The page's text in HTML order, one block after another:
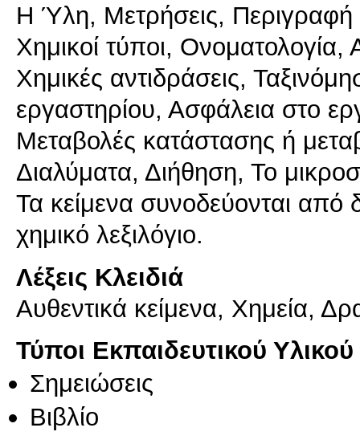
Η Ύλη, Μετρήσεις,
Χημικοί τύποι,
Χημικές αντιδράσεις,
εργαστηρίου, Ασφάλεια στο
Μεταβολές κατάστασης ή
Διαλύματα, Διήθηση, Το
Τα κείμενα συνοδεύονται από
χημικό λεξιλόγιο.
Λέξεις Κλειδιά
Αυθεντικά κείμενα, Χημεία,
Τύποι Εκπαιδευτικού Υλικού
Σημειώσεις
Βιβλίο